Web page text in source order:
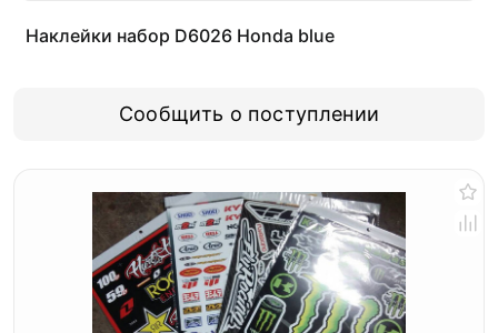
Наклейки набор D6026 Honda blue
Сообщить о поступлении